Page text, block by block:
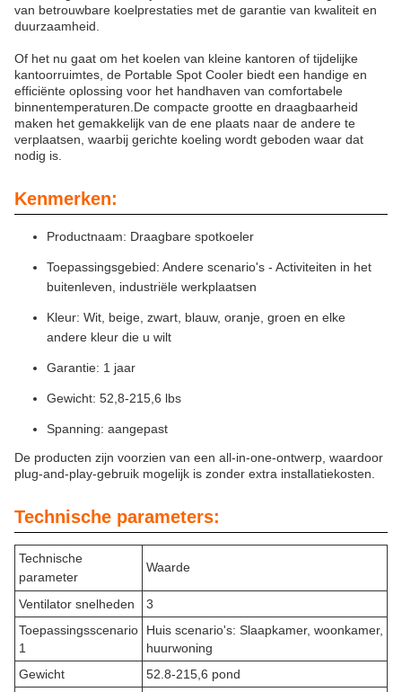
van betrouwbare koelprestaties met de garantie van kwaliteit en
duurzaamheid.
Of het nu gaat om het koelen van kleine kantoren of tijdelijke
kantoorruimtes, de Portable Spot Cooler biedt een handige en
efficiënte oplossing voor het handhaven van comfortabele
binnentemperaturen.De compacte grootte en draagbaarheid
maken het gemakkelijk van de ene plaats naar de andere te
verplaatsen, waarbij gerichte koeling wordt geboden waar dat
nodig is.
Kenmerken:
Productnaam: Draagbare spotkoeler
Toepassingsgebied: Andere scenario's - Activiteiten in het
buitenleven, industriële werkplaatsen
Kleur: Wit, beige, zwart, blauw, oranje, groen en elke
andere kleur die u wilt
Garantie: 1 jaar
Gewicht: 52,8-215,6 lbs
Spanning: aangepast
De producten zijn voorzien van een all-in-one-ontwerp, waardoor
plug-and-play-gebruik mogelijk is zonder extra installatiekosten.
Technische parameters:
Technische
parameter
Waarde
Ventilator snelheden
3
Toepassingsscenario
1
Huis scenario's: Slaapkamer, woonkamer,
huurwoning
Gewicht
52.8-215,6 pond